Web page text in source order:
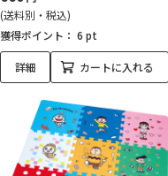
(送料別・税込)
獲得ポイント： 6 pt
詳細 カートに入れる